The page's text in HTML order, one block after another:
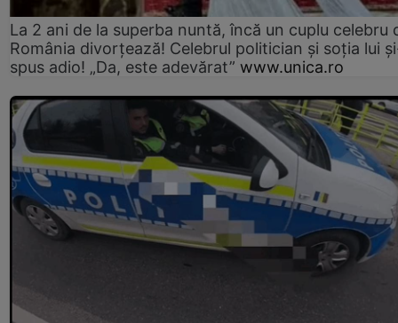
La 2 ani de la superba nuntă, încă un cuplu celebru
România divorțează! Celebrul politician și soția lui
spus adio! „Da, este adevărat” www.unica.ro